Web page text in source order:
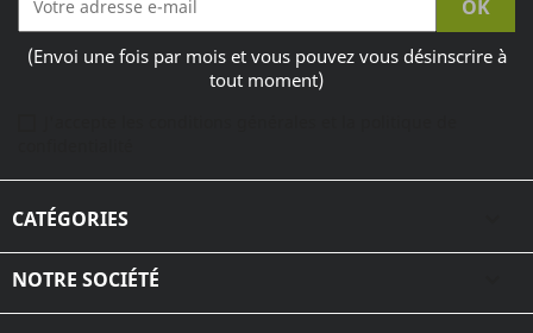
(Envoi une fois par mois et vous pouvez vous désinscrire à
tout moment)
CATÉGORIES
NOTRE SOCIÉTÉ